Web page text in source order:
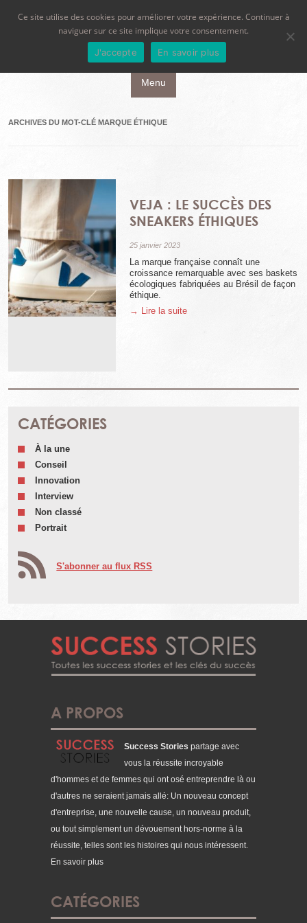
Menu
Aller au contenu principal
ARCHIVES DU MOT-CLÉ MARQUE ÉTHIQUE
VEJA : LE SUCCÈS DES
SNEAKERS ÉTHIQUES
25 janvier 2023
La marque française connaît une
croissance remarquable avec ses baskets
écologiques fabriquées au Brésil de façon
éthique.
→ Lire la suite
CATÉGORIES
À la une
Conseil
Innovation
Interview
Non classé
Portrait
S'abonner au flux RSS
A PROPOS
Success Stories partage avec
vous la réussite incroyable
d'hommes et de femmes qui ont osé entreprendre là ou
d'autres ne seraient jamais allé: Un nouveau concept
d'entreprise, une nouvelle cause, un nouveau produit,
ou tout simplement un dévouement hors-norme à la
réussite, telles sont les histoires qui nous intéressent.
En savoir plus
CATÉGORIES
Ce site utilise des cookies pour améliorer votre expérience. Continuer à
naviguer sur ce site implique votre consentement.
J'accepte En savoir plus